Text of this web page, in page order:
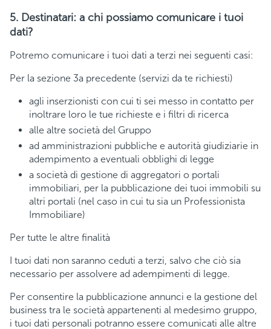
5. Destinatari: a chi possiamo comunicare i tuoi
dati?
Potremo comunicare i tuoi dati a terzi nei seguenti casi:
Per la sezione 3a precedente (servizi da te richiesti)
agli inserzionisti con cui ti sei messo in contatto per
inoltrare loro le tue richieste e i filtri di ricerca
alle altre società del Gruppo
ad amministrazioni pubbliche e autorità giudiziarie in
adempimento a eventuali obblighi di legge
a società di gestione di aggregatori o portali
immobiliari, per la pubblicazione dei tuoi immobili su
altri portali (nel caso in cui tu sia un Professionista
Immobiliare)
Per tutte le altre finalità
I tuoi dati non saranno ceduti a terzi, salvo che ciò sia
necessario per assolvere ad adempimenti di legge.
Per consentire la pubblicazione annunci e la gestione del
business tra le società appartenenti al medesimo gruppo,
i tuoi dati personali potranno essere comunicati alle altre